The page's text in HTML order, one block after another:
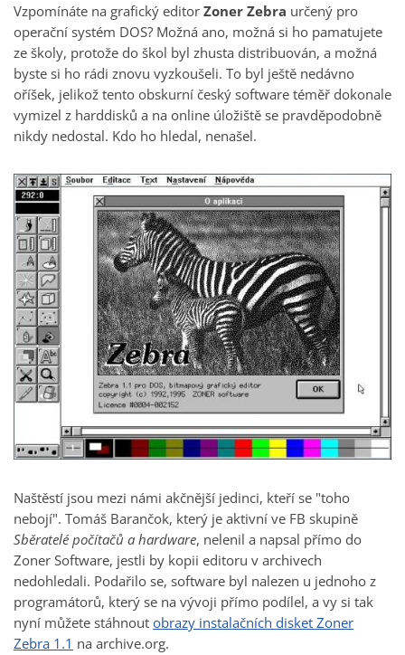
Vzpomínáte na grafický editorZoner Zebra určený pro
operační systém DOS? Možná ano, možná si ho pamatujete
ze školy, protože do škol byl zhusta distribuován, a možná
byste si ho rádi znovu vyzkoušeli. To byl ještě nedávno
oříšek, jelikož tento obskurní český software téměř dokonale
vymizel z harddisků a na online úložiště se pravděpodobně
nikdy nedostal. Kdo ho hledal, nenašel.
Naštěstí jsou mezi námi akčnější jedinci, kteří se "toho
nebojí". Tomáš Barančok, který je aktivní ve FB skupině
Sběratelé počítačů a hardware, nelenil a napsal přímo do
Zoner Software, jestli by kopii editoru v archivech
nedohledali. Podařilo se, software byl nalezen u jednoho z
programátorů, který se na vývoji přímo podílel, a vy si tak
nyní můžete stáhnoutobrazy instalačních disket Zoner
Zebra 1.1 na archive.org.